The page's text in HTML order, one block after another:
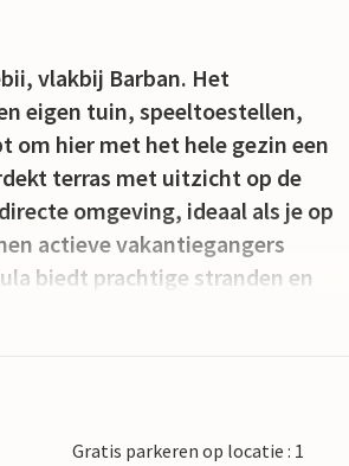
vlakbij Barban. Het
eigen tuin, speeltoestellen,
om hier met het hele gezin een
terras met uitzicht op de
omgeving, ideaal als je op
actieve vakantiegangers
biedt prachtige stranden en
Gratis parkeren op locatie : 1